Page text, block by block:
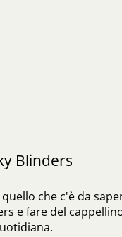
Blinders
che c'è da
e fare del